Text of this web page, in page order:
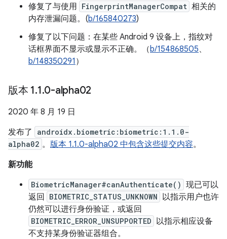
修复了与使用 FingerprintManagerCompat 相关的
内存泄漏问题。(b/165840273)
修复了以下问题：在某些 Android 9 设备上，指纹对
话框界面不显示或显示不正确。（b/154868505、
b/148350291 ）
版本 1.1.0-alpha02
2020 年 8 月 19 日
发布了
androidx.biometric:biometric:1.1.0-
alpha02 。 版本 1.1.0-alpha02 中包含这些提交内容。
新功能
BiometricManager#canAuthenticate() 现已可以
返回
BIOMETRIC_STATUS_UNKNOWN 以指示用户也许
仍然可以进行身份验证，或返回
BIOMETRIC_ERROR_UNSUPPORTED 以指示相应设备
不支持某身份验证器组合。